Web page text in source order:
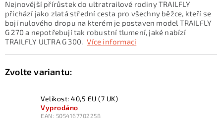
Nejnovější přírůstek do ultratrailové rodiny TRAILFLY
přichází jako zlatá střední cesta pro všechny běžce, kteří se
bojí nulového dropu na kterém je postaven model TRAILFLY
G 270 a nepotřebují tak robustní tlumení, jaké nabízí
TRAILFLY ULTRA G 300. Více informací
Velikost: 40,5 EU (7 UK)
Vyprodáno
EAN: 5054167702258